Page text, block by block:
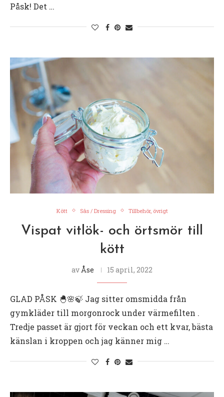
Påsk! Det …
Kött Sås / Dressing Tillbehör, övrigt
Vispat vitlök- och örtsmör till
kött
av Åse 15 april, 2022
GLAD PÅSK 🐣🌸🍃 Jag sitter omsmidda från
gymkläder till morgonrock under värmefilten .
Tredje passet är gjort för veckan och ett kvar, bästa
känslan i kroppen och jag känner mig …